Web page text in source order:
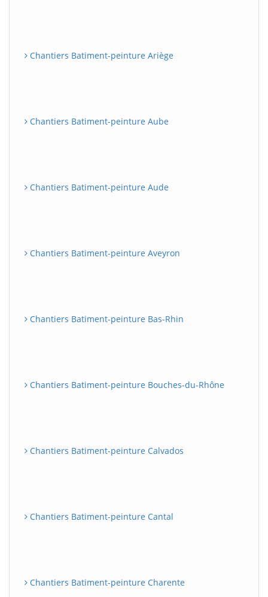
Chantiers Batiment-peinture Ariège
Chantiers Batiment-peinture Aube
Chantiers Batiment-peinture Aude
Chantiers Batiment-peinture Aveyron
Chantiers Batiment-peinture Bas-Rhin
Chantiers Batiment-peinture Bouches-du-Rhône
Chantiers Batiment-peinture Calvados
Chantiers Batiment-peinture Cantal
Chantiers Batiment-peinture Charente